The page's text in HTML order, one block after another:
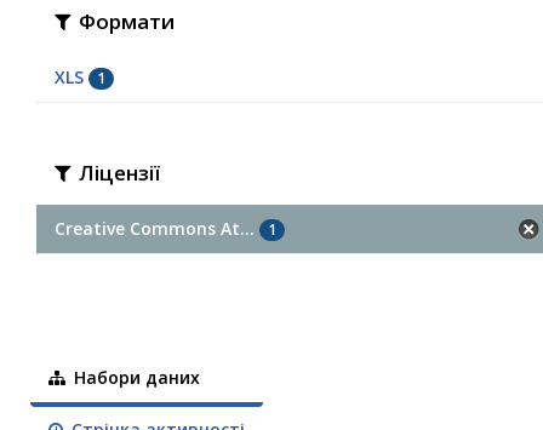
Формати
XLS 1
Ліцензії
Creative Commons At... 1
Набори даних